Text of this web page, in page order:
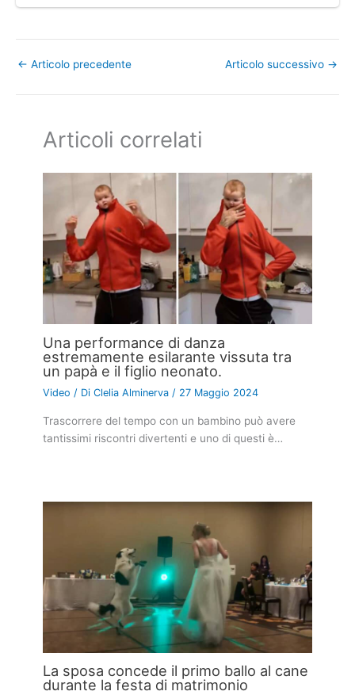
← Articolo precedente Articolo successivo →
Articoli correlati
Una performance di danza
estremamente esilarante vissuta tra
un papà e il figlio neonato.
Video / DiClelia Alminerva / 27 Maggio 2024
Trascorrere del tempo con un bambino può avere
tantissimi riscontri divertenti e uno di questi è…
La sposa concede il primo ballo al cane
durante la festa di matrimonio